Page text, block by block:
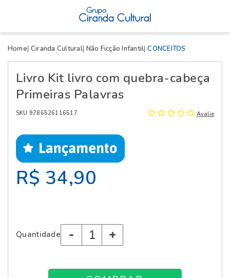
Home Ciranda Cultural Não Ficção Infantil CONCEITOS
Livro Kit livro com quebra-cabeça
Primeiras Palavras
SKU 9786526116517 Avalie
R$ 34,90
Quantidade - +